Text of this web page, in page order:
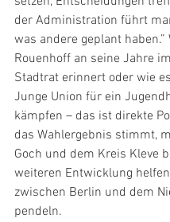
der Administration führt
was andere geplant haben.”
Rouenhoff an seine Jahre
Stadtrat erinnert oder wie
Junge Union für ein
kämpfen – das ist direkte
das Wahlergebnis stimmt,
Goch und dem Kreis Kleve
weiteren Entwicklung
zwischen Berlin und dem
pendeln.